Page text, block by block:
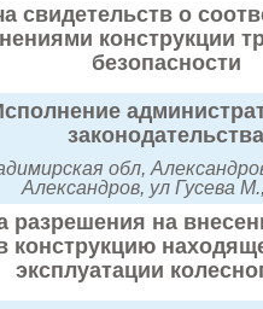
свидетельств о
конструкции
безопасности
законодательства
обл,
Александров, ул Гусева
разрешения на
конструкцию
эксплуатации